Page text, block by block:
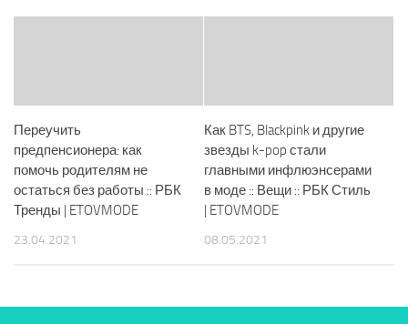
Переучить
предпенсионера: как
помочь родителям не
остаться без работы :: РБК
Тренды | ETOVMODE
23.04.2021
Как BTS, Blackpink и другие
звезды k-pop стали
главными инфлюэнсерами
в моде :: Вещи :: РБК Стиль
| ETOVMODE
08.05.2021